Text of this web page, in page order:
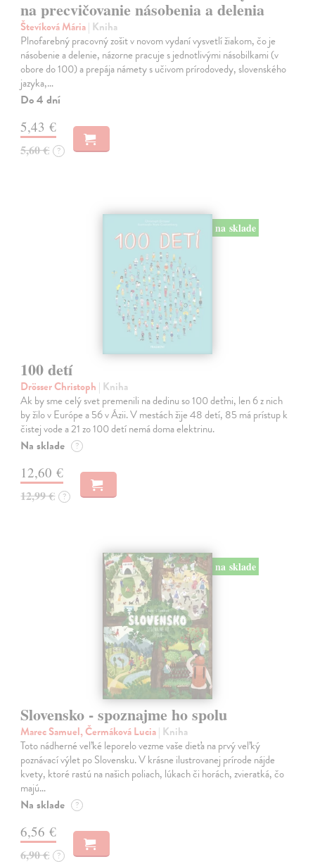
na precvičovanie násobenia a delenia
Števíková Mária| Kniha
Plnofarebný pracovný zošit v novom vydaní vysvetlí žiakom, čo je
násobenie a delenie, názorne pracuje s jednotlivými násobilkami (v
obore do 100) a prepája námety s učivom prírodovedy, slovenského
jazyka,…
Do 4 dní
5,43 €
5,60 € ?
na sklade
100 detí
Drösser Christoph | Kniha
Ak by sme celý svet premenili na dedinu so 100 deťmi, len 6 z nich
by žilo v Európe a 56 v Ázii. V mestách žije 48 detí, 85 má prístup k
čistej vode a 21 zo 100 detí nemá doma elektrinu.
Na sklade ?
12,60 €
12,99 € ?
na sklade
Slovensko - spoznajme ho spolu
Marec Samuel, Čermáková Lucia| Kniha
Toto nádherné veľké leporelo vezme vaše dieťa na prvý veľký
poznávací výlet po Slovensku. V krásne ilustrovanej prírode nájde
kvety, ktoré rastú na našich poliach, lúkach či horách, zvieratká, čo
majú…
Na sklade ?
6,56 €
6,90 € ?